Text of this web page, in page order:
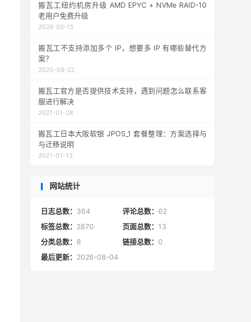
搬瓦工纽约机房升级 AMD EPYC + NVMe RAID-10
老用户免费升级
2026-05-15
搬瓦工不支持添加多个 IP，想要多 IP 有哪些替代方
案？
2020-08-22
搬瓦工官方是否提供技术支持，遇到问题怎么联系客
服进行解决
2021-01-28
搬瓦工日本大阪软银 JPOS_1 套餐整理：方案选择与
与迁移说明
2021-01-13
网站统计
日志总数： 364 评论总数： 62
标签总数： 2870 页面总数： 13
分类总数： 8 链接总数： 0
最后更新： 2026-08-04